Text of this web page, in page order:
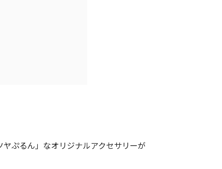
ぷるん」なオリジナルアクセサリーが